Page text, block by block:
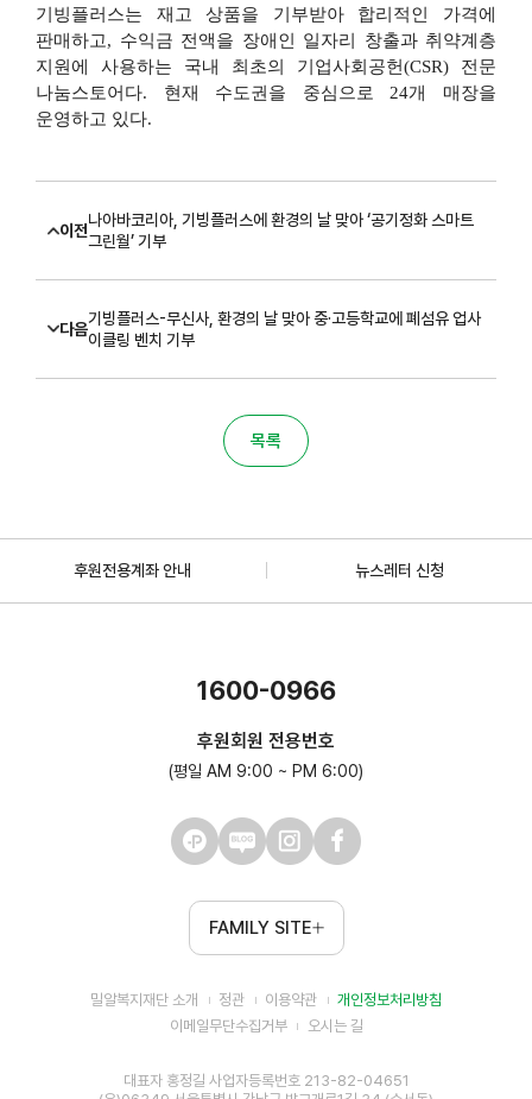
기빙플러스는 재고 상품을 기부받아 합리적인 가격에
판매하고, 수익금 전액을 장애인 일자리 창출과 취약계층
지원에 사용하는 국내 최초의 기업사회공헌(CSR) 전문
나눔스토어다. 현재 수도권을 중심으로 24개 매장을
운영하고 있다.
이전
나아바코리아, 기빙플러스에 환경의 날 맞아 ‘공기정화 스마트
그린월’ 기부
다음
기빙플러스-무신사, 환경의 날 맞아 중·고등학교에 폐섬유 업사
이클링 벤치 기부
목록
후원전용계좌 안내 뉴스레터 신청
1600-0966
후원회원 전용번호
(평일 AM 9:00 ~ PM 6:00)
FAMILY SITE
밀알복지재단 소개 정관 이용약관
개인정보처리방침
이메일무단수집거부
오시는 길
대표자 홍정길 사업자등록번호 213-82-04651